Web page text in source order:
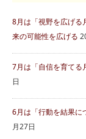
8月は「視野を広げる
来の可能性を広げる
7月は「自信を育てる
日
6月は「行動を結果に
月27日